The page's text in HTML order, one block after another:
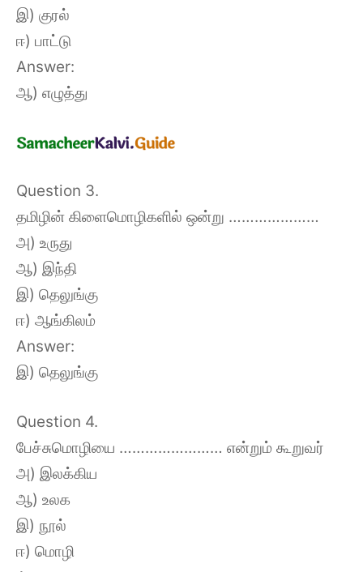
இ) குரல்
ஈ) பாட்டு
Answer:
ஆ) எழுத்து
Question 3.
தமிழின் கிளைமொழிகளில் ஒன்று …………………
அ) உருது
ஆ) இந்தி
இ) தெலுங்கு
ஈ) ஆங்கிலம்
Answer:
இ) தெலுங்கு
Question 4.
பேச்சுமொழியை …………………… என்றும் கூறுவர்
அ) இலக்கிய
ஆ) உலக
இ) நூல்
ஈ) மொழி